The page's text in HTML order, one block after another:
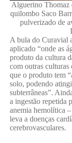
Alguerino Thomaz
quilombo Saco
pulverizado de
A bula do Curavial
aplicado “onde as
produto da cultura
com outras culturas
que o produto tem
solo, podendo
subterrâneas”.
a ingestão repetida
anemia hemolítica
leva a doenças
cerebrovasculares.